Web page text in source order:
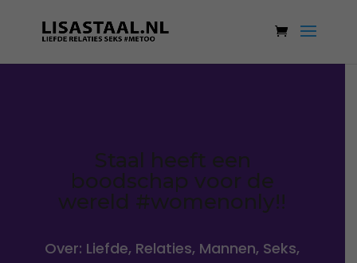
Staal heeft een
boodschap voor de
wereld #womenonly!!
Over: Liefde, Relaties, Mannen, Seks,